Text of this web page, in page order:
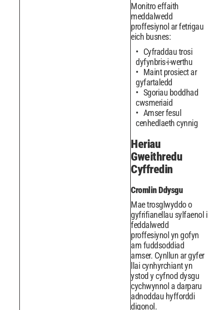
Monitro effaith
meddalwedd
proffesiynol ar fetrigau
eich busnes:
Cyfraddau trosi
dyfynbris-i-werthu
Maint prosiect ar
gyfartaledd
Sgoriau boddhad
cwsmeriaid
Amser fesul
cenhedlaeth cynnig
Heriau
Gweithredu
Cyffredin
Cromlin Ddysgu
Mae trosglwyddo o
gyfrifianellau sylfaenol i
feddalwedd
proffesiynol yn gofyn
am fuddsoddiad
amser. Cynllun ar gyfer
llai cynhyrchiant yn
ystod y cyfnod dysgu
cychwynnol a darparu
adnoddau hyfforddi
digonol.